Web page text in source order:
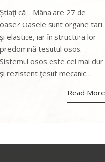
Știaţi că… Mâna are 27 de
oase? Oasele sunt organe tari
şi elastice, iar în structura lor
predomină tesutul osos.
Sistemul osos este cel mai dur
şi rezistent ţesut mecanic…
Read More